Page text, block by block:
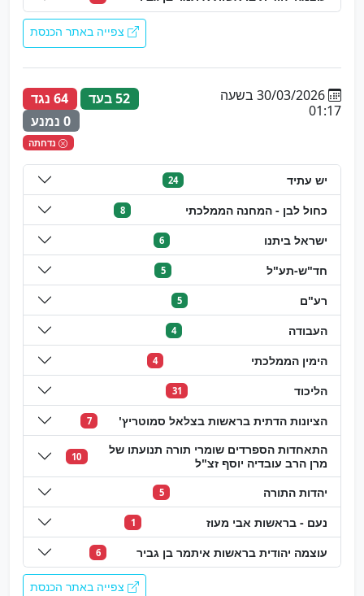
צפייה באתר הכנסת
30/03/2026 בשעה
01:17
52 בעד
64 נגד
0 נמנע
נדחתה
יש עתיד 24
כחול לבן - המחנה הממלכתי 8
ישראל ביתנו 6
חד"ש-תע"ל 5
רע"ם 5
העבודה 4
הימין הממלכתי 4
הליכוד 31
הציונות הדתית בראשות בצלאל סמוטריץ' 7
התאחדות הספרדים שומרי תורה תנועתו של
מרן הרב עובדיה יוסף זצ"ל
10
יהדות התורה 5
נעם - בראשות אבי מעוז 1
עוצמה יהודית בראשות איתמר בן גביר 6
צפייה באתר הכנסת